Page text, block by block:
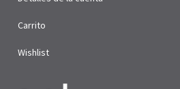
Carrito
Wishlist